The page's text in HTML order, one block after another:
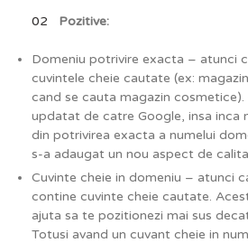
Pozitive:
Domeniu potrivire exacta – atunci
cuvintele cheie cautate (ex:
cand se cauta magazin
updatat de catre Google, insa inca
din potrivirea exacta a numelui
s-a adaugat un nou aspect de
Cuvinte cheie in domeniu – atunci
contine cuvinte cheie cautate.
ajuta sa te pozitionezi mai sus
Totusi avand un cuvant cheie in